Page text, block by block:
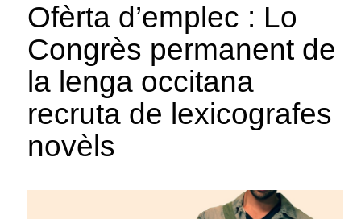
Ofèrta d’emplec : Lo
Congrès permanent de
la lenga occitana
recruta de lexicografes
novèls